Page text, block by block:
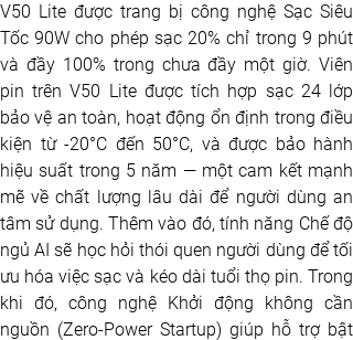
V50 Lite được trang bị công nghệ Sạc Siêu
Tốc 90W cho phép sạc 20% chỉ trong 9 phút
và đầy 100% trong chưa đầy một giờ. Viên
pin trên V50 Lite được tích hợp sạc 24 lớp
bảo vệ an toàn, hoạt động ổn định trong điều
kiện từ -20°C đến 50°C, và được bảo hành
hiệu suất trong 5 năm — một cam kết mạnh
mẽ về chất lượng lâu dài để người dùng an
tâm sử dụng. Thêm vào đó, tính năng Chế độ
ngủ AI sẽ học hỏi thói quen người dùng để tối
ưu hóa việc sạc và kéo dài tuổi thọ pin. Trong
khi đó, công nghệ Khởi động không cần
nguồn (Zero-Power Startup) giúp hỗ trợ bật